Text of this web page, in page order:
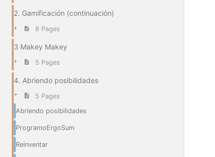
2. Gamificación (continuación)
8 Pages
3 Makey Makey
5 Pages
4. Abriendo posibilidades
5 Pages
Abriendo posibilidades
ProgramoErgoSum
Reinventar